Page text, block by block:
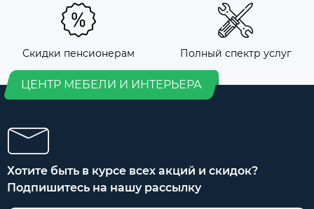
Скидки пенсионерам Полный спектр услуг
ЦЕНТР МЕБЕЛИ И ИНТЕРЬЕРА
Хотите быть в курсе всех акций и скидок?
Подпишитесь на нашу рассылку